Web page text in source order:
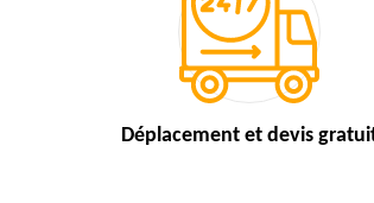
Déplacement et devis